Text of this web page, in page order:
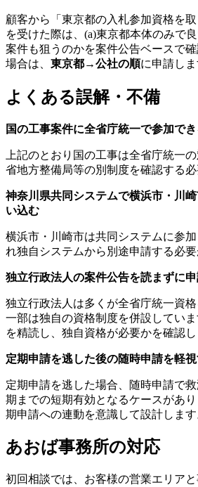
顧客から「東京都の入札参加資格を
を受けた際は、(a)東京都本体のみで
案件も狙うのかを案件公告ベースで
場合は、 東京都→公社の順に申請しま
よくある誤解・不備
国の工事案件に全省庁統一で参加で
上記のとおり国の工事は全省庁統一
省地方整備局等の別制度を確認する必
神奈川県共同システムで横浜市・川
い込む
横浜市・川崎市は共同システムに参
れ独自システムから別途申請する必要
独立行政法人の案件公告を読まずに
独立行政法人は多くが全省庁統一資格
一部は独自の資格制度を併設してい
を精読し、独自資格が必要かを確認し
定期申請を逃した後の随時申請を軽
定期申請を逃した場合、随時申請で
期までの短期有効となるケースがあ
期申請への連動を意識して設計します
あおば事務所の対応
初回相談では、お客様の営業エリア